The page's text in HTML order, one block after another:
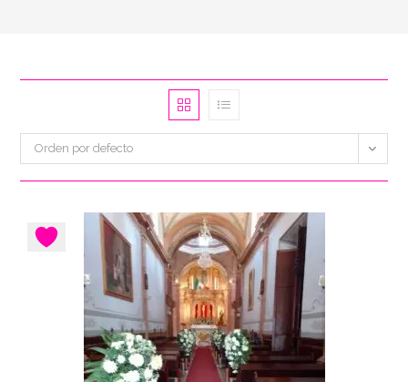
Orden por defecto